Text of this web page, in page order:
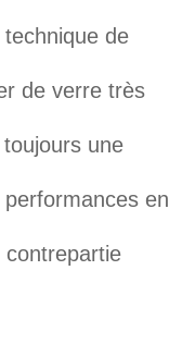
technique de
de verre très
une
performances en
contrepartie